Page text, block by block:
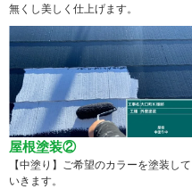
無くし美しく仕上げます。
屋根塗装②
【中塗り】ご希望のカラーを塗装して
いきます。